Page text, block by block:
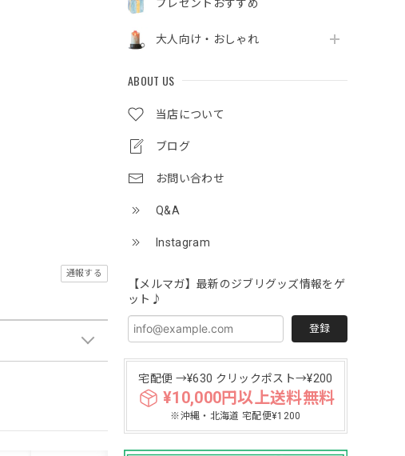
プレゼントおすすめ
大人向け・おしゃれ
ABOUT US
当店について
ブログ
お問い合わせ
Q&A
Instagram
【メルマガ】最新のジブリグッズ情報をゲ
ット♪
登録
宅配便 →¥630 クリックポスト→¥200
¥10,000円以上送料無料
※沖縄・北海道 宅配便¥1200
通報する